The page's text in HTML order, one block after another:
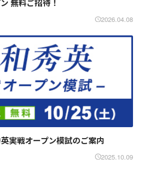
無料ご招待！
2026.04.08
実戦オープン模試のご案内
2025.10.09